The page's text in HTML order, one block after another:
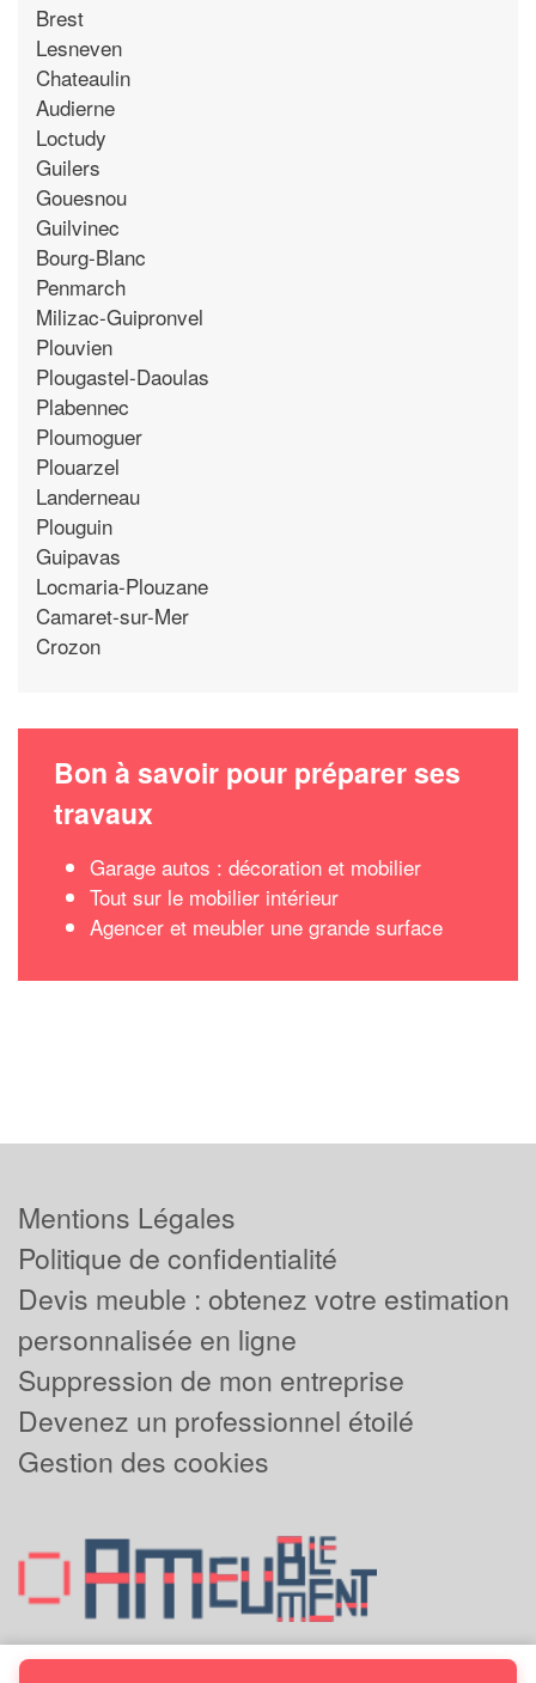
Brest
Lesneven
Chateaulin
Audierne
Loctudy
Guilers
Gouesnou
Guilvinec
Bourg-Blanc
Penmarch
Milizac-Guipronvel
Plouvien
Plougastel-Daoulas
Plabennec
Ploumoguer
Plouarzel
Landerneau
Plouguin
Guipavas
Locmaria-Plouzane
Camaret-sur-Mer
Crozon
Bon à savoir pour préparer ses
travaux
Garage autos : décoration et mobilier
Tout sur le mobilier intérieur
Agencer et meubler une grande surface
Mentions Légales
Politique de confidentialité
Devis meuble : obtenez votre estimation
personnalisée en ligne
Suppression de mon entreprise
Devenez un professionnel étoilé
Gestion des cookies